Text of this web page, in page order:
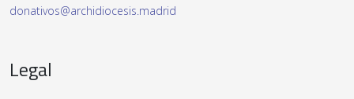
donativos@archidiocesis.madrid
Legal